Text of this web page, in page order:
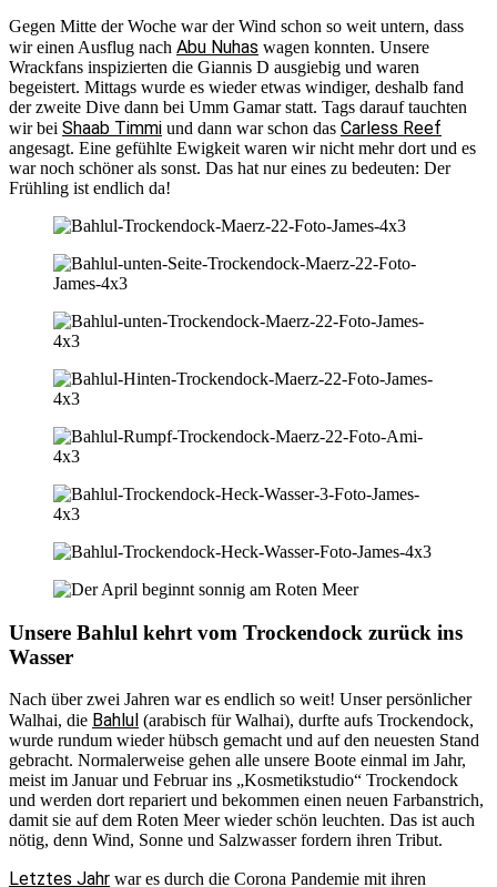
Gegen Mitte der Woche war der Wind schon so weit untern, dass
wir einen Ausflug nach Abu Nuhas wagen konnten. Unsere
Wrackfans inspizierten die Giannis D ausgiebig und waren
begeistert. Mittags wurde es wieder etwas windiger, deshalb fand
der zweite Dive dann bei Umm Gamar statt. Tags darauf tauchten
wir bei Shaab Timmi und dann war schon das Carless Reef
angesagt. Eine gefühlte Ewigkeit waren wir nicht mehr dort und es
war noch schöner als sonst. Das hat nur eines zu bedeuten: Der
Frühling ist endlich da!
Unsere Bahlul kehrt vom Trockendock zurück ins
Wasser
Nach über zwei Jahren war es endlich so weit! Unser persönlicher
Walhai, die Bahlul (arabisch für Walhai), durfte aufs Trockendock,
wurde rundum wieder hübsch gemacht und auf den neuesten Stand
gebracht. Normalerweise gehen alle unsere Boote einmal im Jahr,
meist im Januar und Februar ins „Kosmetikstudio“ Trockendock
und werden dort repariert und bekommen einen neuen Farbanstrich,
damit sie auf dem Roten Meer wieder schön leuchten. Das ist auch
nötig, denn Wind, Sonne und Salzwasser fordern ihren Tribut.
Letztes Jahr war es durch die Corona Pandemie mit ihren